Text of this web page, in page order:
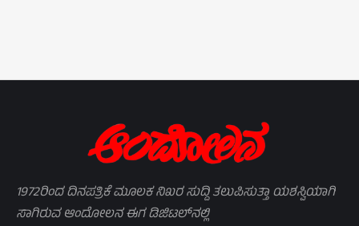
1972ರಿಂದ ದಿನಪತ್ರಿಕೆ ಮೂಲಕ ನಿಖರ ಸುದ್ದಿ ತಲುಪಿಸುತ್ತಾ ಯಶಸ್ವಿಯಾಗಿ
ಸಾಗಿರುವ ಆಂದೋಲನ ಈಗ ಡಿಜಿಟಲ್‌ನಲ್ಲಿ